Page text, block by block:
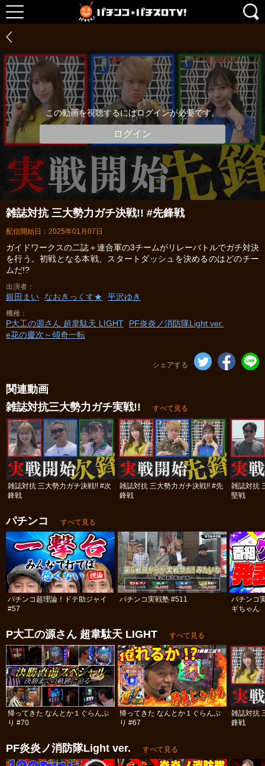
この動画を視聴するにはログインが必要です。
ログイン
雑誌対抗 三大勢力ガチ決戦!! #先鋒戦
配信開始日：2025年01月07日
ガイドワークスの二誌＋連合軍の3チームがリレーバトルでガチ対決
を行う。初戦となる本戦、スタートダッシュを決めるのはどのチー
ムだ!?
出演者
銀田まい なおきっくす★ 平沢ゆき
機種
P大工の源さん 超韋駄天 LIGHT
PF炎炎ノ消防隊Light ver.
e花の慶次～傾奇一転
シェアする
関連動画
雑誌対抗三大勢力ガチ実戦!!
すべて見る
雑誌対抗 三大勢力ガチ決戦!! #次
鋒戦
雑誌対抗 三大勢力ガチ決戦!! #先
鋒戦
雑誌対抗
堅戦
パチンコ すべて見る
パチンコ超理論！ドテ助ジャイ
#57
パチンコ実戦塾 #511
パチンコ
ギちゃん
P大工の源さん 超韋駄天 LIGHT すべて見る
帰ってきた なんとか１ぐらんぷ
り #70
帰ってきた なんとか１ぐらんぷ
り #67
雑誌対抗
鋒戦
PF炎炎ノ消防隊Light ver. すべて見る